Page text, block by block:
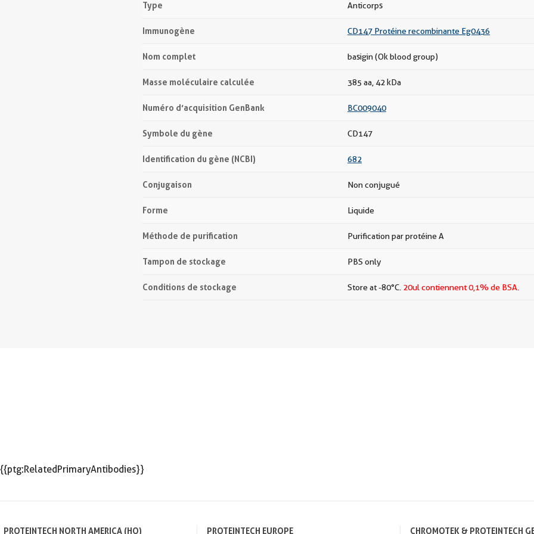
Type Anticorps
Immunogène CD147 Protéine recombinante Eg0436
Nom complet basigin (Ok blood group)
Masse moléculaire calculée 385 aa, 42 kDa
Numéro d’acquisition GenBank BC009040
Symbole du gène CD147
Identification du gène (NCBI) 682
Conjugaison Non conjugué
Forme Liquide
Méthode de purification Purification par protéine A
Tampon de stockage PBS only
Conditions de stockage Store at -80°C. 20ul contiennent 0,1% de BSA.
{{ptg:RelatedPrimaryAntibodies}}
PROTEINTECH NORTH AMERICA (HQ) PROTEINTECH EUROPE CHROMOTEK & PROTEINTECH